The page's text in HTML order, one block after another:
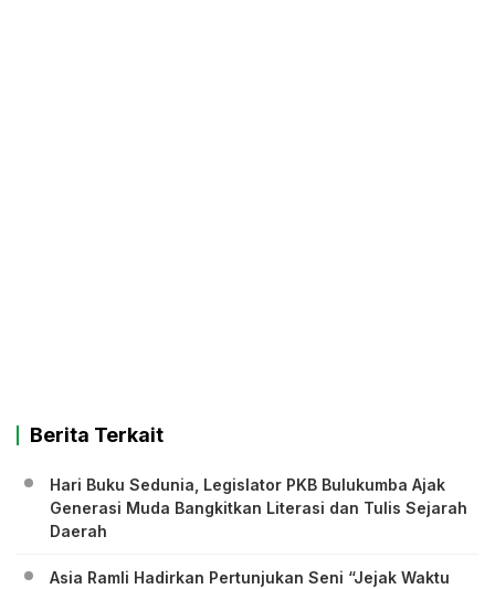
Berita Terkait
Hari Buku Sedunia, Legislator PKB Bulukumba Ajak
Generasi Muda Bangkitkan Literasi dan Tulis Sejarah
Daerah
Asia Ramli Hadirkan Pertunjukan Seni “Jejak Waktu